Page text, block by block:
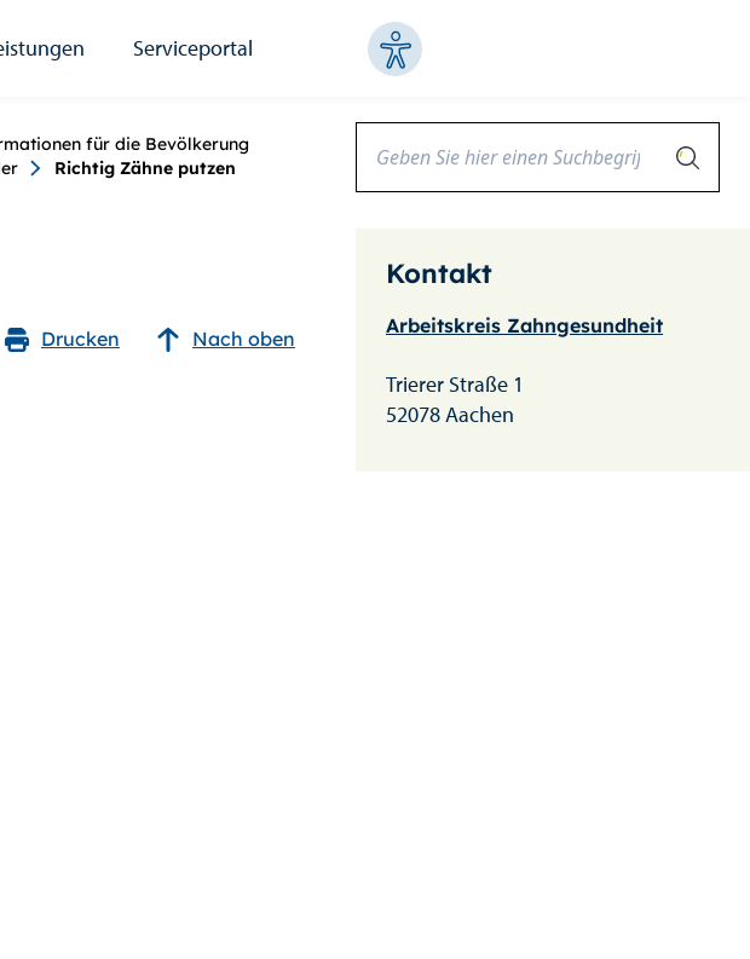
Serviceportal
für die Bevölkerung
Richtig Zähne putzen
Nach oben
Drucken
Kontakt
Arbeitskreis Zahngesundheit
Trierer Straße 1
52078 Aachen